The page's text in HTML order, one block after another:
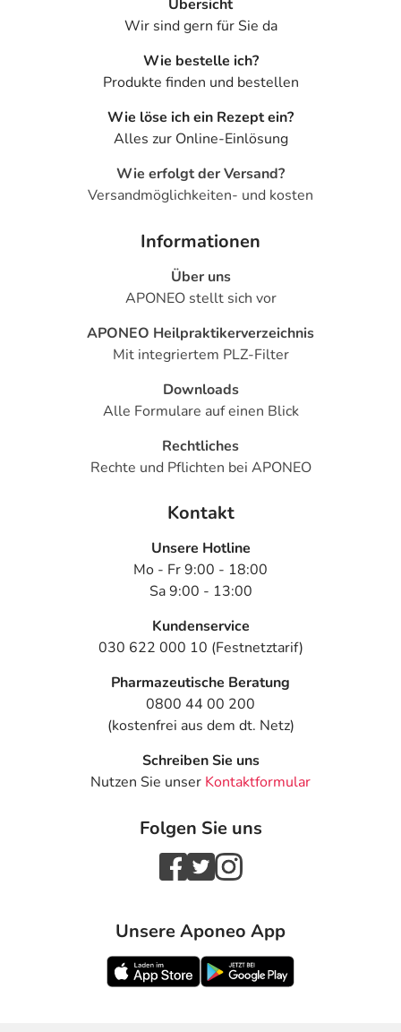
Übersicht
Wir sind gern für Sie da
Wie bestelle ich?
Produkte finden und bestellen
Wie löse ich ein Rezept ein?
Alles zur Online-Einlösung
Wie erfolgt der Versand?
Versandmöglichkeiten- und kosten
Informationen
Über uns
APONEO stellt sich vor
APONEO Heilpraktikerverzeichnis
Mit integriertem PLZ-Filter
Downloads
Alle Formulare auf einen Blick
Rechtliches
Rechte und Pflichten bei APONEO
Kontakt
Unsere Hotline
Mo - Fr 9:00 - 18:00
Sa 9:00 - 13:00
Kundenservice
030 622 000 10 (Festnetztarif)
Pharmazeutische Beratung
0800 44 00 200
(kostenfrei aus dem dt. Netz)
Schreiben Sie uns
Nutzen Sie unser Kontaktformular
Folgen Sie uns
Unsere Aponeo App